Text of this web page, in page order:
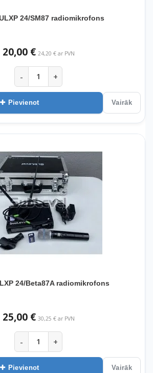
24/SM87 radiomikrofons
20,00 € 24,20 € ar PVN
- +
Pievienot Vairāk
24/Beta87A radiomikrofons
25,00 € 30,25 € ar PVN
- +
Pievienot Vairāk